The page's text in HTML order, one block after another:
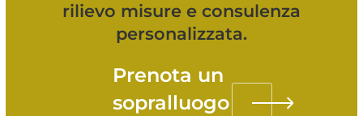
rilievo misure e consulenza
personalizzata.
Prenota un
sopralluogo